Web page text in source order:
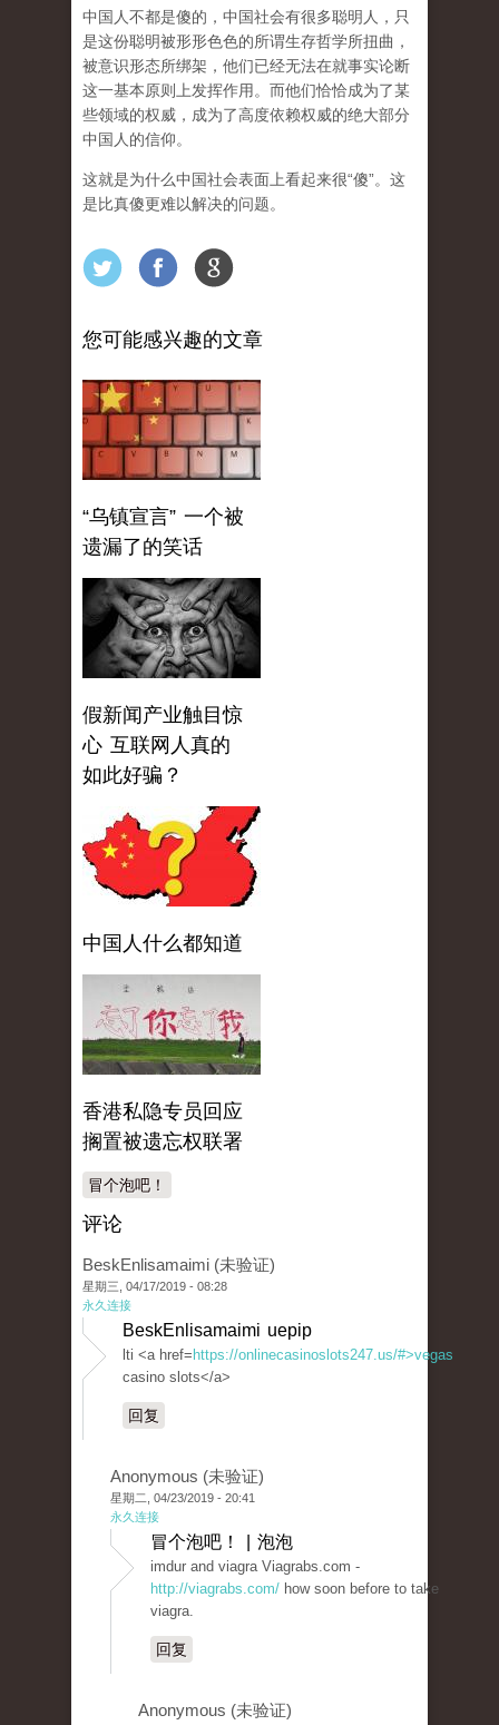
中国人不都是傻的，中国社会有很多聪明人，只
是这份聪明被形形色色的所谓生存哲学所扭曲，
被意识形态所绑架，他们已经无法在就事实论断
这一基本原则上发挥作用。而他们恰恰成为了某
些领域的权威，成为了高度依赖权威的绝大部分
中国人的信仰。
这就是为什么中国社会表面上看起来很“傻”。这
是比真傻更难以解决的问题。
您可能感兴趣的文章
“乌镇宣言” 一个被
遗漏了的笑话
假新闻产业触目惊
心 互联网人真的
如此好骗？
中国人什么都知道
香港私隐专员回应
搁置被遗忘权联署
冒个泡吧！
评论
BeskEnlisamaimi (未验证)
星期三, 04/17/2019 - 08:28
永久连接
BeskEnlisamaimi uepip
lti <a href= https://onlinecasinoslots247.us/#>vegas
casino slots</a>
回复
Anonymous (未验证)
星期二, 04/23/2019 - 20:41
永久连接
冒个泡吧！ | 泡泡
imdur and viagra Viagrabs.com -
http://viagrabs.com/ how soon before to take
viagra.
回复
Anonymous (未验证)